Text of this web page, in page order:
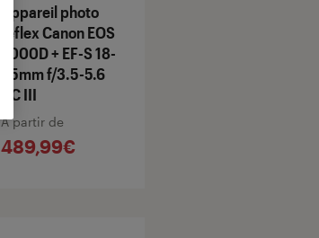
Appareil photo
reflex Canon EOS
2000D + EF-S 18-
55mm f/3.5-5.6
DC III
À partir de
489,99€